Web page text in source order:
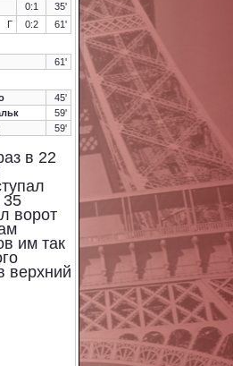
0:1
35'
Г 0:2 61'
61'
45'
59'
59'
в 22
35
ворот
им так
верхний